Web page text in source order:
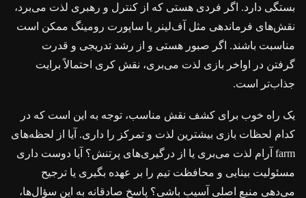
بستگی دارد. اگر فردی هستی که از کنترل و رهبری لذت می‌برد،
نقش‌های فرماندهی مثل آف‌لینر یا ساپورت رومینگ ممکن است
مناسبت باشند. اگر صبور هستی و از رشد تدریجی و قدرت
گرفتن در اواخر بازی لذت می‌بری، نقش کری احتمالاً برایت
جذاب‌تر است.
یک راه خوب برای کشف نقش مناسب، توجه به این است که در
کدام لحظات بازی بیشترین لذت و تمرکز را داری. آیا از لحظه‌های
farm آرام لذت می‌بری یا از درگیری‌های پرتنش؟ آیا دوست داری
مسئولیت بینایی و محافظت تیم را بر عهده بگیری یا ترجیح
می‌دهی منبع اصلی آسیب باشی؟ پاسخ صادقانه به این سؤال‌ها،